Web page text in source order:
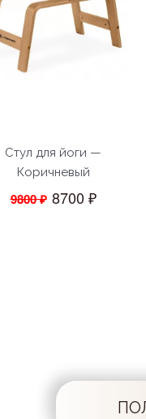
Стул для йоги —
Коричневый
9800 ₽ 8700 ₽